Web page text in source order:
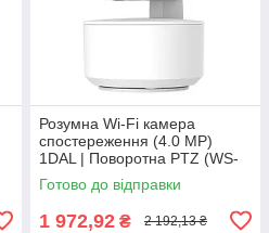
Розумна Wi-Fi камера
спостереження (4.0 MP)
1DAL | Поворотна PTZ (WS-
Q504B) APP "Tuya"
Готово до відправки
1 972,92 ₴ 2 192,13 ₴